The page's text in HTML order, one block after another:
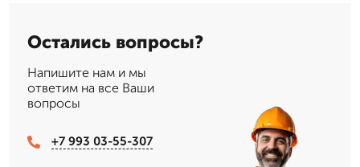
Остались вопросы?
Напишите нам и мы
ответим на все Ваши
вопросы
+7 993 03-55-307